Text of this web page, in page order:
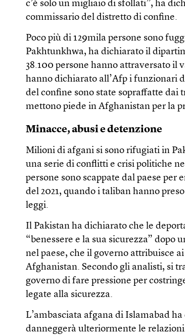
c’è solo un migliaio di sfollati”, ha
commissario del distretto di confine.
Poco più di 129mila persone sono
Pakhtunkhwa, ha dichiarato il
38.100 persone hanno attraversato il
hanno dichiarato all’Afp i funzionari
del confine sono state sopraffatte
mettono piede in Afghanistan per la
Minacce, abusi e detenzione
Milioni di afgani si sono rifugiati in
una serie di conflitti e crisi politiche
persone sono scappate dal paese per
del 2021, quando i taliban hanno
leggi.
Il Pakistan ha dichiarato che le
“benessere e la sua sicurezza”
nel paese, che il governo attribuisce
Afghanistan. Secondo gli analisti, si
governo di fare pressione per
legate alla sicurezza.
L’ambasciata afgana di Islamabad
danneggerà ulteriormente le